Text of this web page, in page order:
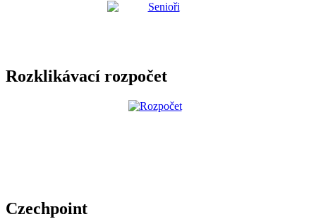
Rozklikávací rozpočet
Czechpoint